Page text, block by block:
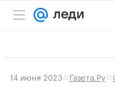
14 июня 2023 Газета.Ру